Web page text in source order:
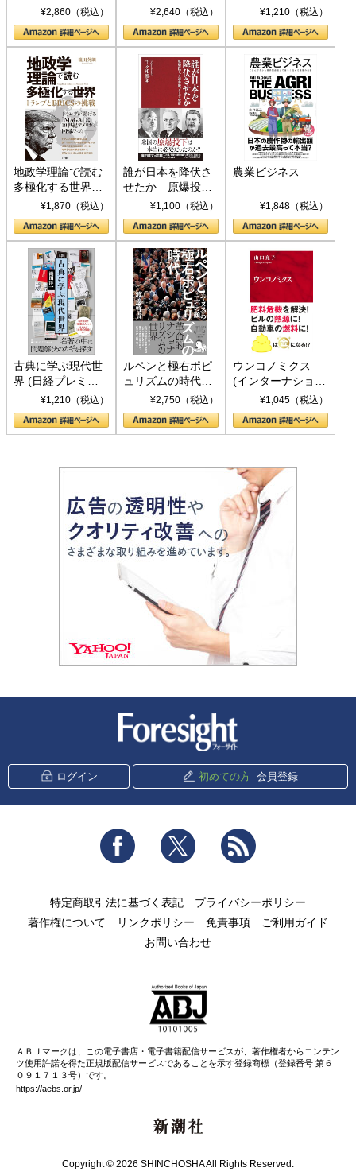
¥2,860（税込） ¥2,640（税込）
ト S 039)¥1,210（税込）
地政学理論で読む
多極化する世界：
トランプとBRICS
の挑戦
¥1,870（税込）
誰が日本を降伏さ
せたか 原爆投
下、ソ連参戦、そ
して聖断 (PHP新
書)
¥1,100（税込）
農業ビジネス
¥1,848（税込）
古典に学ぶ現代世
界 (日経プレミア
シリーズ)¥1,210（税込）
ルペンと極右ポピ
ュリズムの時代：
〈ヤヌス〉の二つ
の顔
¥2,750（税込）
ウンコノミクス
(インターナショナ
ル新書)¥1,045（税込）
ログイン 初めての方 会員登録
Facebook Twitter
特定商取引法に基づく表記
プライバシーポリシー
著作権について
リンクポリシー 免責事項
ご利用ガイド
お問い合わせ
ＡＢＪマークは、この電子書店・電子書籍配信サービスが、著作権者からコンテン
ツ使用許諾を得た正規版配信サービスであることを示す登録商標（登録番号 第６
０９１７１３号）です。
https://aebs.or.jp/
Copyright © 2026 SHINCHOSHA All Rights Reserved.